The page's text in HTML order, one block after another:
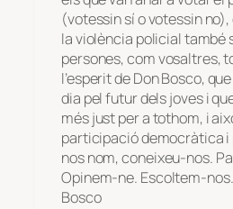
(votessin sí o votessin
la violència policial també
persones, com vosaltres,
l’esperit de Don Bosco,
dia pel futur dels joves i
més just per a tothom, i
participació democràtica
nos nom, coneixeu-nos.
Opinem-ne. Escoltem-
Bosco